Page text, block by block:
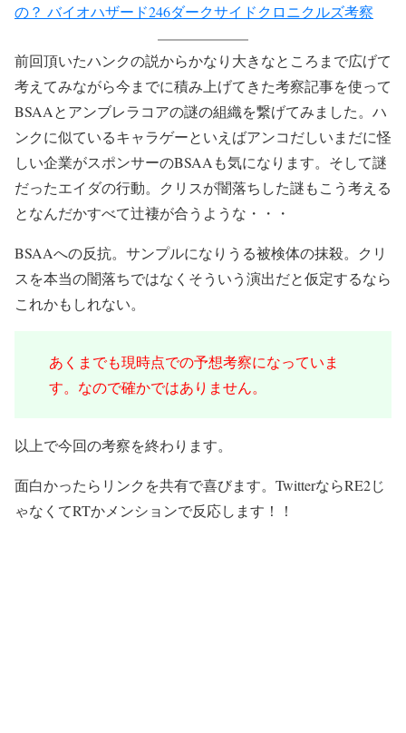
の？ バイオハザード246ダークサイドクロニクルズ考察
前回頂いたハンクの説からかなり大きなところまで広げて
考えてみながら今までに積み上げてきた考察記事を使って
BSAAとアンブレラコアの謎の組織を繋げてみました。ハ
ンクに似ているキャラゲーといえばアンコだしいまだに怪
しい企業がスポンサーのBSAAも気になります。そして謎
だったエイダの行動。クリスが闇落ちした謎もこう考える
となんだかすべて辻褄が合うような・・・
BSAAへの反抗。サンプルになりうる被検体の抹殺。クリ
スを本当の闇落ちではなくそういう演出だと仮定するなら
これかもしれない。
あくまでも現時点での予想考察になっていま
す。なので確かではありません。
以上で今回の考察を終わります。
面白かったらリンクを共有で喜びます。TwitterならRE2じ
ゃなくてRTかメンションで反応します！！